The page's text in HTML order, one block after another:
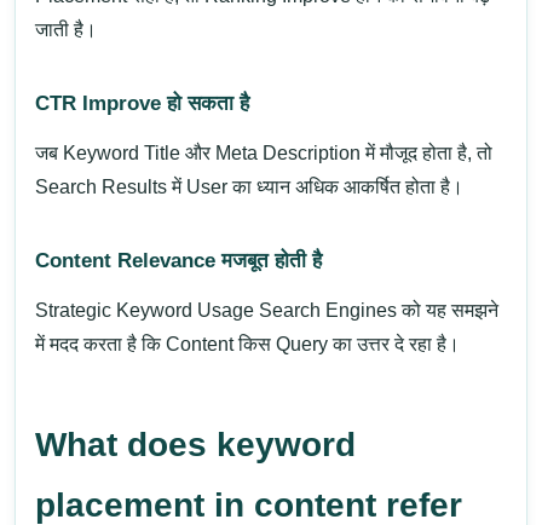
जाती है।
CTR Improve हो सकता है
जब Keyword Title और Meta Description में मौजूद होता है, तो
Search Results में User का ध्यान अधिक आकर्षित होता है।
Content Relevance मजबूत होती है
Strategic Keyword Usage Search Engines को यह समझने
में मदद करता है कि Content किस Query का उत्तर दे रहा है।
What does keyword
placement in content refer